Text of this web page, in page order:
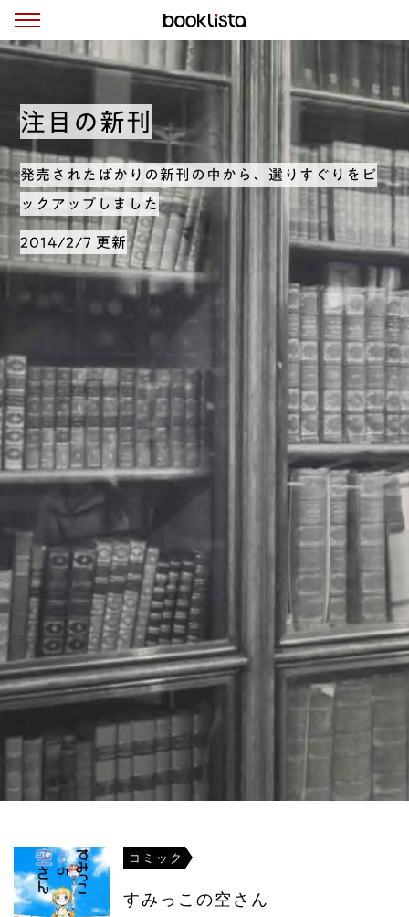
注目の新刊
発売されたばかりの新刊の中から、選りすぐりをピ
ックアップしました
2014/2/7 更新
コミック
すみっこの空さん